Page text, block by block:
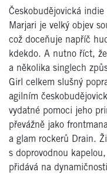
Českobudějovická
Marjari je velký objev
což doceňuje napříč
kdekdo. A nutno říct,
a několika singlech
Girl celkem slušný
agilním
vydatné pomoci jeho
převážně jako
a glam rockerů Drain.
s doprovodnou
přidává na